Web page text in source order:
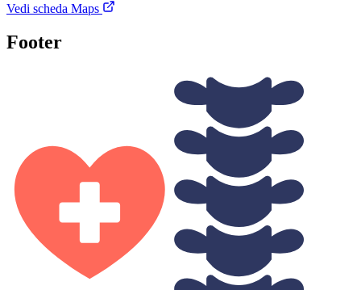
Vedi scheda Maps
Footer